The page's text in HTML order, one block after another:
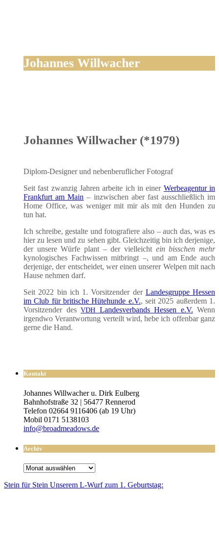
Johannes Willwacher
Johannes Willwacher (*1979)
Diplom-Desi­gner und neben­be­ruf­li­cher Fotograf
Seit fast zwan­zig Jah­ren arbei­te ich in einer Wer­be­agen­tur in
Frank­furt am Main – inzwi­schen aber fast aus­schließ­lich im
Home Office, was weni­ger mit mir als mit den Hun­den zu
tun hat.
Ich schrei­be, gestal­te und foto­gra­fie­re also – auch das, was es
hier zu lesen und zu sehen gibt. Gleich­zei­tig bin ich der­je­ni­ge,
der unse­re Wür­fe plant – der viel­leicht ein biss­chen mehr
kyno­lo­gi­sches Fach­wis­sen mit­bringt –, und am Ende auch
der­je­ni­ge, der ent­schei­det, wer einen unse­rer Wel­pen mit nach
Hau­se neh­men darf.
Seit 2022 bin ich 1. Vor­sit­zen­der der Lan­des­grup­pe Hes­sen
im Club für bri­ti­sche Hüte­hun­de e.V., seit 2025 außer­dem 1.
Vor­sit­zen­der des VDH Lan­des­ver­bands Hes­sen e.V. Wenn
irgend­wo Ver­ant­wor­tung ver­teilt wird, hebe ich offen­bar ganz
ger­ne die Hand.
Kontakt
Johannes Willwacher u. Dirk Eulberg
Bahnhofstraße 32 | 56477 Rennerod
Telefon 02664 9116406 (ab 19 Uhr)
Mobil 0171 5138103
info@broadmeadows.de
Archiv
Archiv
Stein für Stein Unse­rem L-Wurf zum 1. Geburtstag: